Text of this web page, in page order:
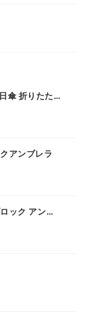
傘 折りたた
アンブレラ
ック アンブ